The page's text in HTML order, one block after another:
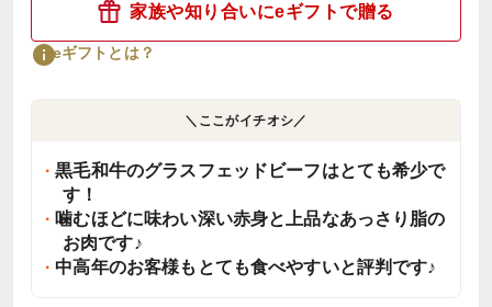
家族や知り合いにeギフトで贈る
eギフトとは？
＼ここがイチオシ／
黒毛和牛のグラスフェッドビーフはとても希少で
す！
噛むほどに味わい深い赤身と上品なあっさり脂の
お肉です♪
中高年のお客様もとても食べやすいと評判です♪